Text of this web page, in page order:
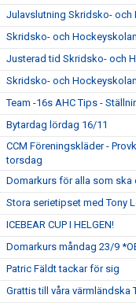
Julavslutning Skridsko- och
Skridsko- och
Justerad tid Skridsko- och
Skridsko- och
Team -16s AHC Tips -
Bytardag lördag 16/11
CCM Föreningskläder -
torsdag
Domarkurs för alla som ska
Stora serietipset med Tony
ICEBEAR CUP I HELGEN!
Domarkurs måndag 23/9
Patric Fäldt tackar för sig
Grattis till våra värmländska